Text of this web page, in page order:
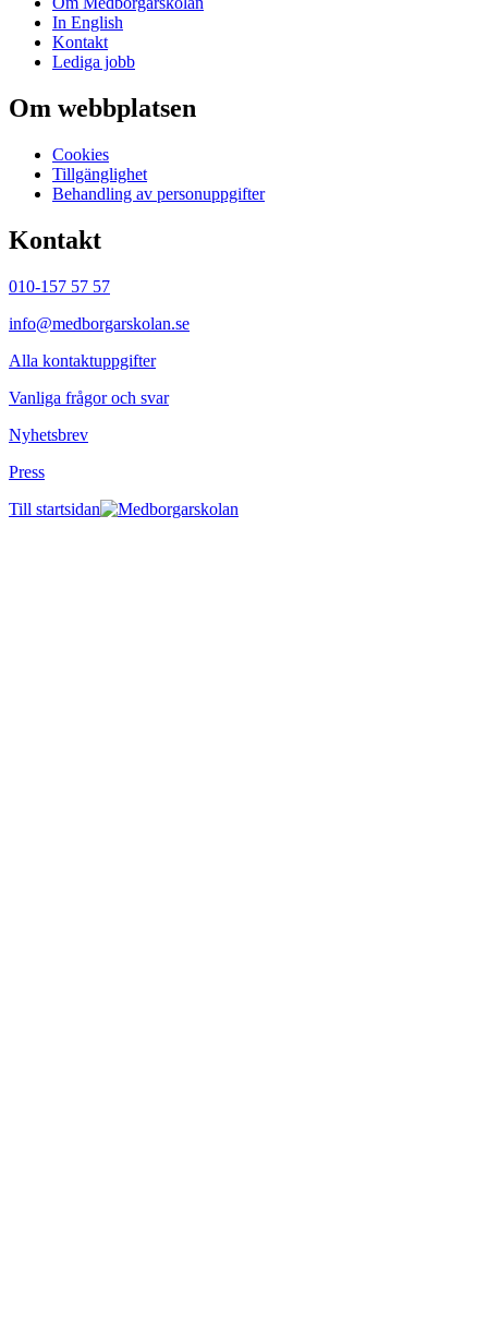
In English
Kontakt
Lediga jobb
Om webbplatsen
Cookies
Tillgänglighet
Behandling av personuppgifter
Kontakt
010-157 57 57
info@medborgarskolan.se
Alla kontaktuppgifter
Vanliga frågor och svar
Nyhetsbrev
Press
Till startsidan